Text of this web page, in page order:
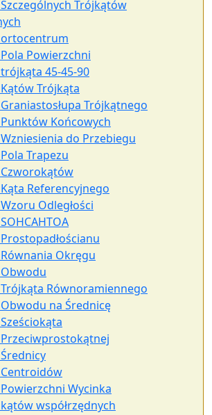
Trójkątów
Powierzchni
45-45-90
Trójkąta
Trójkątnego
Końcowych
do Przebiegu
Trapezu
Referencyjnego
Odległości
Okręgu
Równoramiennego
na Średnicę
Wycinka
współrzędnych